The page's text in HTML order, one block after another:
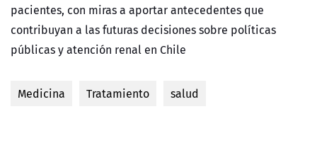
pacientes, con miras a aportar antecedentes que
contribuyan a las futuras decisiones sobre políticas
públicas y atención renal en Chile
Medicina Tratamiento salud